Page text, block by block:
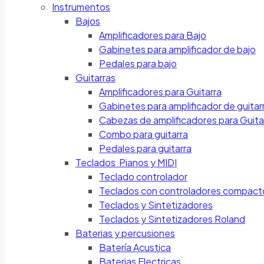
Instrumentos
Bajos
Amplificadores para Bajo
Gabinetes para amplificador de bajo
Pedales para bajo
Guitarras
Amplificadores para Guitarra
Gabinetes para amplificador de
Cabezas de amplificadores para
Combo para guitarra
Pedales para guitarra
Teclados Pianos y MIDI
Teclado controlador
Teclados con controladores
Teclados y Sintetizadores
Teclados y Sintetizadores Roland
Baterias y percusiones
Batería Acustica
Baterias Electricas